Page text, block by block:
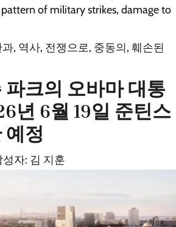
of military strikes, damage to
과, 역사, 전쟁으로, 중동의, 훼손된
파크의 오바마 대통
년 6월 19일 준틴스
예정
성자: 김 지훈